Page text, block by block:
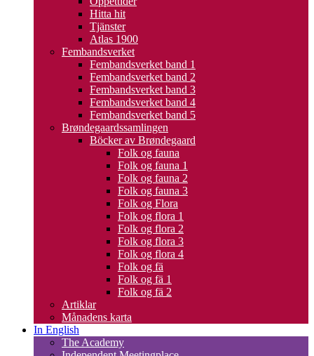
Hitta hit
Tjänster
Atlas 1900
Fembandsverket
Fembandsverket band 1
Fembandsverket band 2
Fembandsverket band 3
Fembandsverket band 4
Fembandsverket band 5
Brøndegaardssamlingen
Böcker av Brøndegaard
Folk og fauna
Folk og fauna 1
Folk og fauna 2
Folk og fauna 3
Folk og Flora
Folk og flora 1
Folk og flora 2
Folk og flora 3
Folk og flora 4
Folk og fä
Folk og fä 1
Folk og fä 2
Artiklar
Månadens karta
In English
The Academy